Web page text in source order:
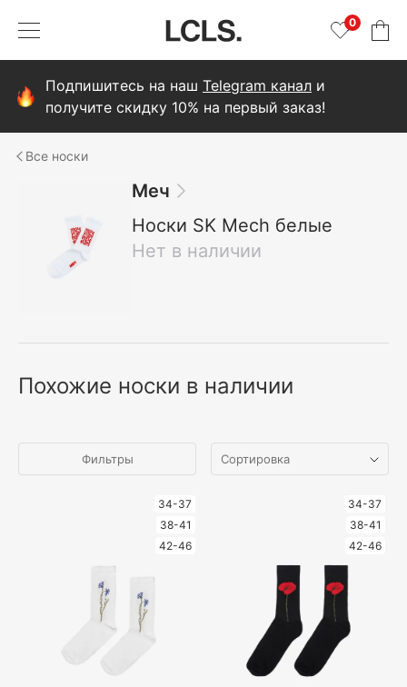
0
Подпишитесь на наш Telegram канал и
получите скидку 10% на первый заказ!
носки
Меч
Носки SK Mech белые
Нет в наличии
Похожие носки в наличии
Фильтры
34-37
38-41
42-46
34-37
38-41
42-46